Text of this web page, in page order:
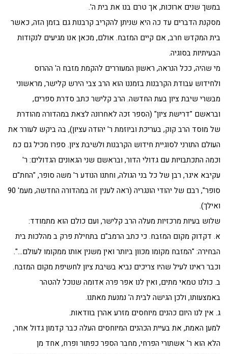
במשך שנים ארוכות, אך טרם בנו את בית ה'.
מסקנת הדברים עד כה היא שניתן להקריב קרבנות גם בזמן הזה, כאשר
בית המקדש חרב, אם קיים המזבח. אולם, מכאן אנו מגיעים לנקודות
הבעיתיות בסוגיה.
מי שהיה, ככל הנראה, ראשון המעוררים להקמת מזבח ה' ההרוס
ולחידוש עבודת הקרבנות בזמננו הוא הרב צבי הירש קלישר, מראשוני
מבשרי שיבת ציון בעת החדשה. הרב קלישר כתב סדרת ספרים,
ובראשם "דרישת ציון" (הספר זכה לאחרונה לצאת במהדורה מהודרת
של מוסד הרב קוק, בעריכת וביוזמת ר' יהודה עציון), בה ביקש לעורר את
העולם התורני לסוגיית חידוש הקרבנות ולשיבת ציון. ספרו מכיל גם כמ
וכמה התכתבויות עם גדולי הדור, ובראשם שני הגאונים הגדולים: ר'
עקיבא איגר, רבן של כל בני הגולה, וחתנו הנודע ר' משה סופר, "החת"ם
סופר", רבם של יהודי הונגריה (ראה לענין זה במהדורה החדשה, מעמ' 90
ואילך).
שלוש בעיות מרכזיות מעלה הרב קלישר, ועם כולם הוא מתמודד:
א. דקדוק מקום המזבח. כי כתב הרמב"ם בתחילת פרק ב מהלכות בית
הבחירה: "המזבח מקומו מכוון ביותר ואין משנין אותו ממקומו לעולם…".
וכבר ראינו לעיל שהיו צריכים נביא בשיבת ציון לחשיפת מקום המזבח.
ב. כולנו טמאי מתים, ואין לנו אפר פרה אדומה שנוכל להטהר
באמצעותו, ולכן הגישה לבית ה' נמנעת מאתנו.
ג. אין לנו היום כהנים מיוחסים מזרע אהרן בוודאות.
למען האמת, את בעיית הכהנים המיוחסים העלה כבר קדמון גדול אחר,
הלא הוא ר' אשתורי הפרחי, מחבר הספר כפתור ופרח, אחד מן